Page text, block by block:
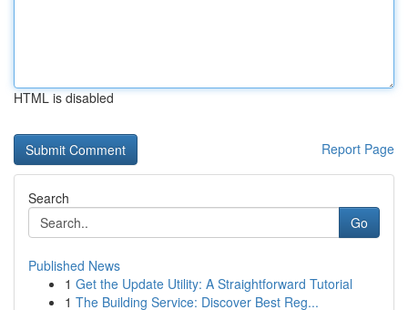
HTML is disabled
Report Page
Search
Go
Published News
1 Get the Update Utility: A Straightforward Tutorial
1 The Building Service: Discover Best Reg...